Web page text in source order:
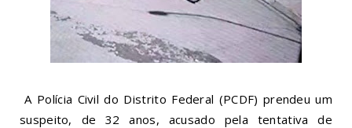
A Polícia Civil do Distrito Federal (PCDF) prendeu um
suspeito, de 32 anos, acusado pela tentativa de